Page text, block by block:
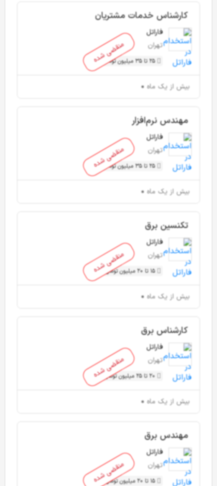
منقضی شده
کارشناس خدمات مشتریان
فاراتل
تهران
25 تا 35 میلیون تومان
بیش از یک ماه
منقضی شده
مهندس نرم‌افزار
فاراتل
تهران
25 تا 35 میلیون تومان
بیش از یک ماه
منقضی شده
تکنسین برق
فاراتل
تهران
15 تا 20 میلیون تومان
بیش از یک ماه
منقضی شده
کارشناس برق
فاراتل
تهران
20 تا 25 میلیون تومان
بیش از یک ماه
منقضی شده
مهندس برق
فاراتل
تهران
15 تا 20 میلیون تومان